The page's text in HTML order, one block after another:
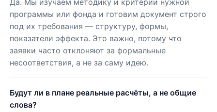
Да. Мы изучаем методику и критерии нужной
программы или фонда и готовим документ строго
под их требования — структуру, формы,
показатели эффекта. Это важно, потому что
заявки часто отклоняют за формальные
несоответствия, а не за саму идею.
Будут ли в плане реальные расчёты, а не общие
слова?